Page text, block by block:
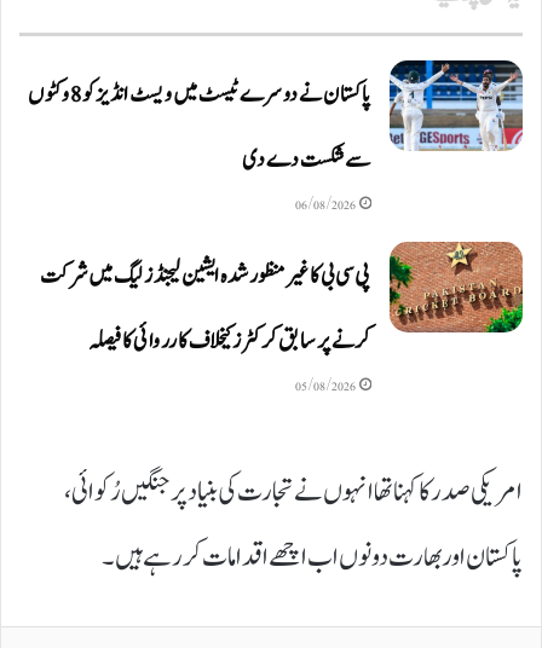
پاکستان نے دوسرے ٹیسٹ میں ویسٹ انڈیز کو 8 وکٹوں
سے شکست دے دی
06/08/2026
پی سی بی کا غیر منظور شدہ ایشین لیجنڈز لیگ میں شرکت
کرنے پر سابق کرکٹرز کیخلاف کارروائی کا فیصلہ
05/08/2026
امریکی صدر کا کہنا تھا انہوں نے تجارت کی بنیاد پر جنگیں رُکوائی،
پاکستان اور بھارت دونوں اب اچھے اقدامات کررہے ہیں۔